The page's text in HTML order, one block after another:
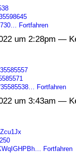
Fortfahren
um 2:28pm —
Fortfahren
um 3:43am —
Fortfahren